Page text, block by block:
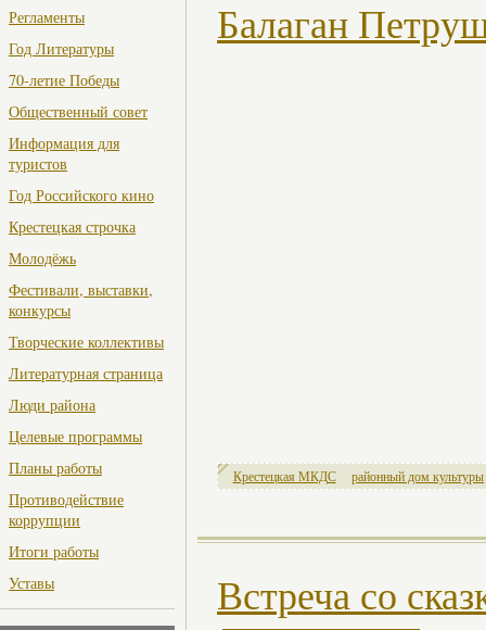
Регламенты
Год Литературы
70-летие Победы
Общественный совет
Информация для
туристов
Год Российского кино
Крестецкая строчка
Молодёжь
Фестивали, выставки,
конкурсы
Творческие коллективы
Литературная страница
Люди района
Целевые программы
Планы работы
Противодействие
коррупции
Итоги работы
Уставы
Балаган
Крестецкая МКДС районный дом культуры
Встреча со